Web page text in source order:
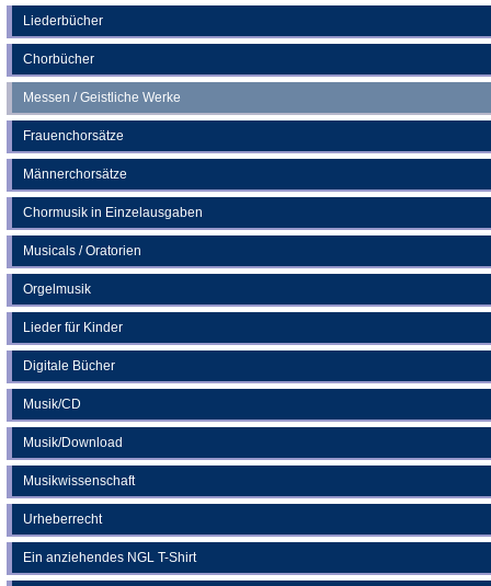
Liederbücher
Chorbücher
Messen / Geistliche Werke
Frauenchorsätze
Männerchorsätze
Chormusik in Einzelausgaben
Musicals / Oratorien
Orgelmusik
Lieder für Kinder
Digitale Bücher
Musik/CD
Musik/Download
Musikwissenschaft
Urheberrecht
Ein anziehendes NGL T-Shirt
neuen
Tab)
einem
neuen